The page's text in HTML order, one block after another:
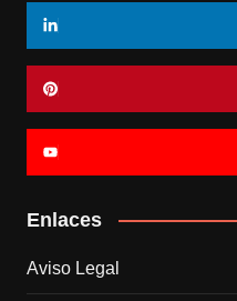
Enlaces
Aviso Legal